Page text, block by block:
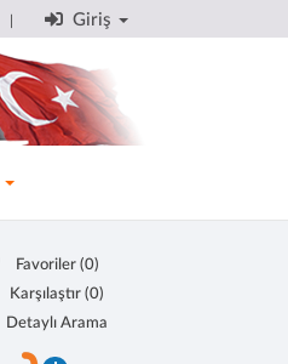
Giriş
Favoriler (0)
Karşılaştır (0)
Detaylı Arama